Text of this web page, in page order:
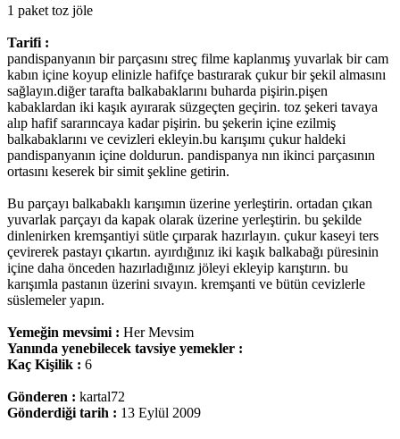
1 paket toz jöle
Tarifi :
pandispanyanın bir parçasını streç filme kaplanmış yuvarlak bir cam
kabın içine koyup elinizle hafifçe bastırarak çukur bir şekil almasını
sağlayın.diğer tarafta balkabaklarını buharda pişirin.pişen
kabaklardan iki kaşık ayırarak süzgeçten geçirin. toz şekeri tavaya
alıp hafif sararıncaya kadar pişirin. bu şekerin içine ezilmiş
balkabaklarını ve cevizleri ekleyin.bu karışımı çukur haldeki
pandispanyanın içine doldurun. pandispanya nın ikinci parçasının
ortasını keserek bir simit şekline getirin.
Bu parçayı balkabaklı karışımın üzerine yerleştirin. ortadan çıkan
yuvarlak parçayı da kapak olarak üzerine yerleştirin. bu şekilde
dinlenirken kremşantiyi sütle çırparak hazırlayın. çukur kaseyi ters
çevirerek pastayı çıkartın. ayırdığınız iki kaşık balkabağı püresinin
içine daha önceden hazırladığınız jöleyi ekleyip karıştırın. bu
karışımla pastanın üzerini sıvayın. kremşanti ve bütün cevizlerle
süslemeler yapın.
Yemeğin mevsimi : Her Mevsim
Yanında yenebilecek tavsiye yemekler :
Kaç Kişilik : 6
Gönderen : kartal72
Gönderdiği tarih : 13 Eylül 2009